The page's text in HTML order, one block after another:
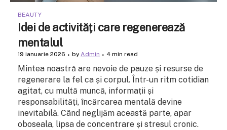
BEAUTY
Idei de activități care regenerează
mentalul
19 ianuarie 2026 by Admin 4 min read
Mintea noastră are nevoie de pauze și resurse de
regenerare la fel ca și corpul. Într-un ritm cotidian
agitat, cu multă muncă, informații și
responsabilități, încărcarea mentală devine
inevitabilă. Când neglijăm această parte, apar
oboseala, lipsa de concentrare și stresul cronic.